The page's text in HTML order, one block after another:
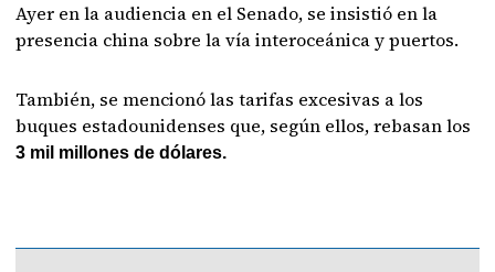
Ayer en la audiencia en el Senado, se insistió en la
presencia china sobre la vía interoceánica y puertos.
También, se mencionó las tarifas excesivas a los
buques estadounidenses que, según ellos, rebasan los
3 mil millones de dólares.